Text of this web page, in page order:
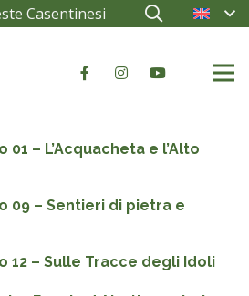
Casentinesi
01 – L’Acquacheta e l’Alto
09 – Sentieri di pietra e
12 – Sulle Tracce degli Idoli